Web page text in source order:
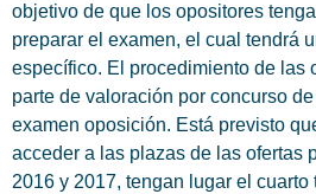
objetivo de que los opositores
preparar el examen, el cual tendrá
específico. El procedimiento de las
parte de valoración por concurso
examen oposición. Está previsto
acceder a las plazas de las ofertas
2016 y 2017, tengan lugar el cuarto